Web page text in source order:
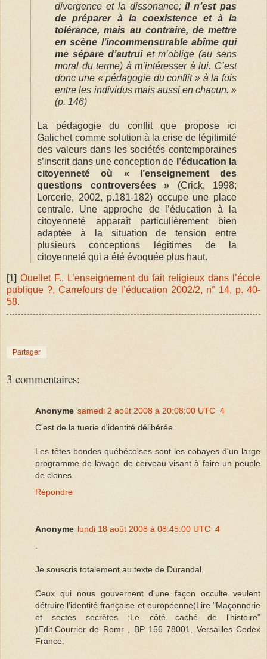
divergence et la dissonance;il n’est pas
de préparer à la coexistence et à la
tolérance, mais au contraire, de mettre
en scène l’incommensurable abîme qui
me sépare d’autruiet m’oblige (au sens
moral du terme) à m’intéresser à lui. C’est
donc une « pédagogie du conflit » à la fois
entre les individus mais aussi en chacun. »
(p. 146)
La pédagogie du conflit que propose ici
Galichet comme solution à la crise de légitimité
des valeurs dans les sociétés contemporaines
s’inscrit dans une conception de l’éducation la
citoyenneté où « l’enseignement des
questions controversées » (Crick, 1998;
Lorcerie, 2002, p.181-182) occupe une place
centrale. Une approche de l’éducation à la
citoyenneté apparaît particulièrement bien
adaptée à la situation de tension entre
plusieurs conceptions légitimes de la
citoyenneté qui a été évoquée plus haut.
[1] Ouellet F., L’enseignement du fait religieux dans l’école
publique ?, Carrefours de l’éducation 2002/2, n° 14, p. 40-
58.
Partager
3 commentaires:
Anonyme samedi 2 août 2008 à 20:08:00 UTC−4
C'est de la tuerie d'identité délibérée.
Les têtes bondes québécoises sont les cobayes d'un large
programme de lavage de cerveau visant à faire un peuple
de clones.
Répondre
Anonyme lundi 18 août 2008 à 08:45:00 UTC−4
Je souscris totalement au texte de Durandal.
Ceux qui nous gouvernent d'une façon occulte veulent
détruire l'identité française et européenne(Lire "Maçonnerie
et sectes secrètes :Le côté caché de l'histoire"
)Edit.Courrier de Romr , BP 156 78001, Versailles Cedex
France.